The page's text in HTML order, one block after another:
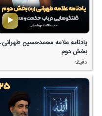
یادنامه علامه محمدحسین طهرانی،
بخش دوم
دقیقه